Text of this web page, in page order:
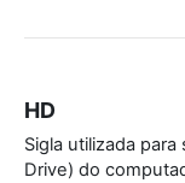
HD
Sigla utilizada
Drive) do